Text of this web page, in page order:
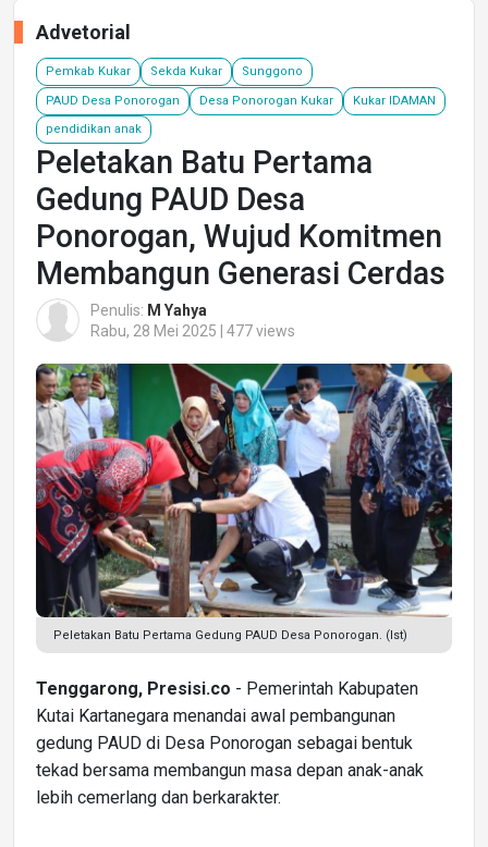
Advetorial
Pemkab Kukar Sekda Kukar Sunggono
PAUD Desa Ponorogan Desa Ponorogan Kukar Kukar IDAMAN
pendidikan anak
Peletakan Batu Pertama
Gedung PAUD Desa
Ponorogan, Wujud Komitmen
Membangun Generasi Cerdas
Penulis: M Yahya
Rabu, 28 Mei 2025 | 477 views
Peletakan Batu Pertama Gedung PAUD Desa Ponorogan. (Ist)
Tenggarong, Presisi.co - Pemerintah Kabupaten
Kutai Kartanegara menandai awal pembangunan
gedung PAUD di Desa Ponorogan sebagai bentuk
tekad bersama membangun masa depan anak-anak
lebih cemerlang dan berkarakter.